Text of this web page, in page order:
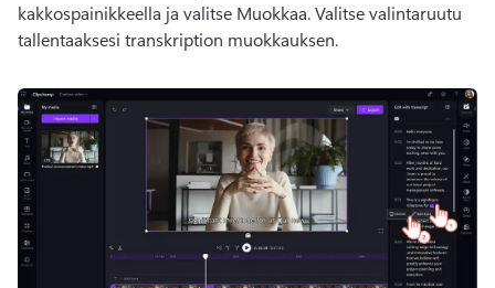
kakkospainikkeella ja valitse Muokkaa. Valitse valintaruutu
tallentaaksesi transkription muokkauksen.